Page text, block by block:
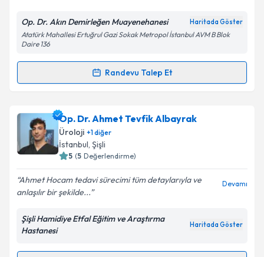
Kişisel verilerimin işlenmesine ilişkinAydınlatma
'ni okudum ve kişisel verilerimin belirtilen
kapsamda işlenmesini kabul ediyorum.
Takvim Talebini Gönder
Op. Dr. Akın Demirleğen Muayenehanesi Haritada Göster
Atatürk Mahallesi Ertuğrul Gazi Sokak Metropol İstanbul AVM B Blok
Daire 136
Randevu Talep Et
Randevu Takvimi Talebi
Op. Dr. Akın Demirleğeniçin randevu takvimi talebi
oluşturun. Size bu uzmandan randevu almanız için bir
takvim hazırlandığında e-posta ile bilgilendireceğiz.
Kişisel verilerimin işlenmesine ilişkin
Aydınlatma
Metni
Op. Dr. Ahmet Tevfik Albayrak
Üroloji +1diğer
İstanbul, Şişli
5 (5 Değerlendirme)
Ahmet Hocam tedavi sürecimi tüm detaylarıyla ve
anlaşılır bir şekilde...
Devamı
Şişli Hamidiye Etfal Eğitim ve Araştırma
Hastanesi
Haritada Göster